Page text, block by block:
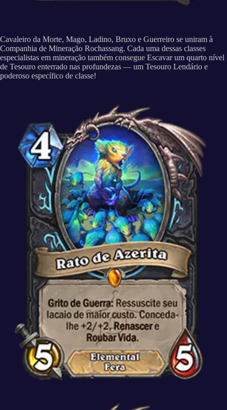
Cavaleiro da Morte, Mago, Ladino, Bruxo e Guerreiro se uniram à
Companhia de Mineração Rochassang. Cada uma dessas classes
especialistas em mineração também consegue Escavar um quarto nível
de Tesouro enterrado nas profundezas — um Tesouro Lendário e
poderoso específico de classe!